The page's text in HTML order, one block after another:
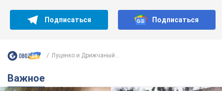
Подписаться Подписаться
Луценко и Дрижчаный...
Важное